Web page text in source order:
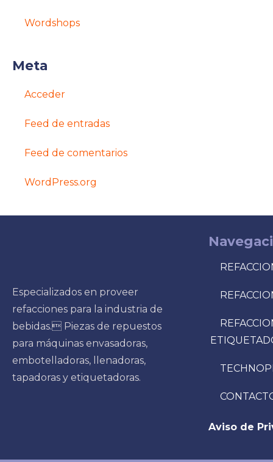
Wordshops
Meta
Acceder
Feed de entradas
Feed de comentarios
WordPress.org
Especializados en proveer
refacciones para la industria de
bebidas. Piezas de repuestos
para máquinas envasadoras,
embotelladoras, llenadoras,
tapadoras y etiquetadoras.
Aviso de